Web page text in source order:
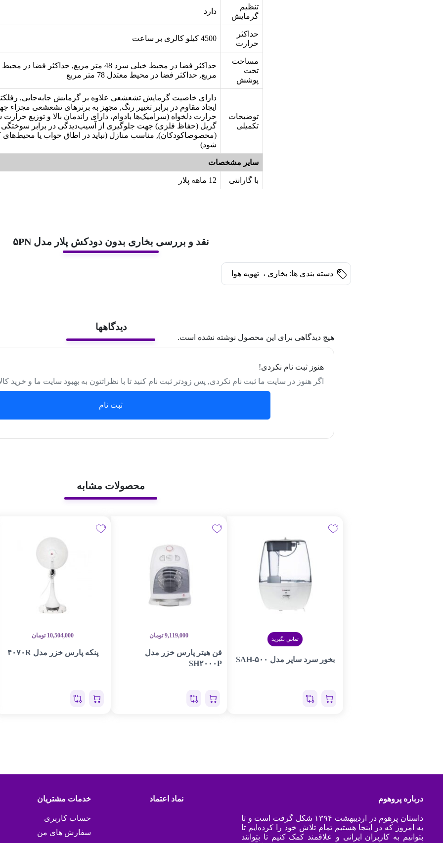
تنظیم
گرمایش
دارد
حداکثر
حرارت
4500 کیلو کالری بر ساعت
مساحت
تحت
پوشش
مربع, حداکثر فضا در محیط معتدل 78 متر مربع
توضیحات
تکمیلی
دارای خاصیت گرمایش تشعشعی علاوه بر گرمایش جابه‌جایی,
ايجاد مقاوم در برابر تغيير رنگ, مجهز به برنرهای تشعشعی مجزاء
حرارت دلخواه (سراميک‌ها بادوام، دارای راندمان بالا و توزيع
گریل (حفاظ فلزی) جهت جلوگیری از آسیب‌دیدگی در برابر سوختگی
(مخصوصاکودکان), مناسب منازل (نباید در اطاق خواب یا محیط‌های
شود)
سایر مشخصات
با گارانتی 12 ماهه پلار
نقد و بررسی بخاری بدون دودکش پلار مدل ۵PN
دسته بندی ها: بخاری ، تهویه هوا
دیدگاهها
هیچ دیدگاهی برای این محصول نوشته نشده است.
هنوز ثبت نام نکردی!
اگر هنوز در سایت ما ثبت نام نکردی, پس زودتر ثبت نام کنید تا با نظراتتون به بهبود سایت ما و خرید
ثبت نام
محصولات مشابه
تماس بگیرید
بخور سرد ساپر مدل SAH-۵۰۰
9,119,000 تومان
فن هیتر پارس خزر مدل
SH۲۰۰۰P
10,504,000 تومان
پنکه پارس خزر مدل ۴۰۷۰R
درباره پروهوم
داستان پرهوم در اردیبهشت ۱۳۹۴ شکل گرفت است و تا
به امروز که در اینجا هستیم تمام تلاش خود را کرده‌ایم تا
بتوانیم به کاربران ایرانی و علاقمند کمک کنیم تا بتوانند
نماد اعتماد خدمات مشتریان
حساب کاربری
سفارش های من